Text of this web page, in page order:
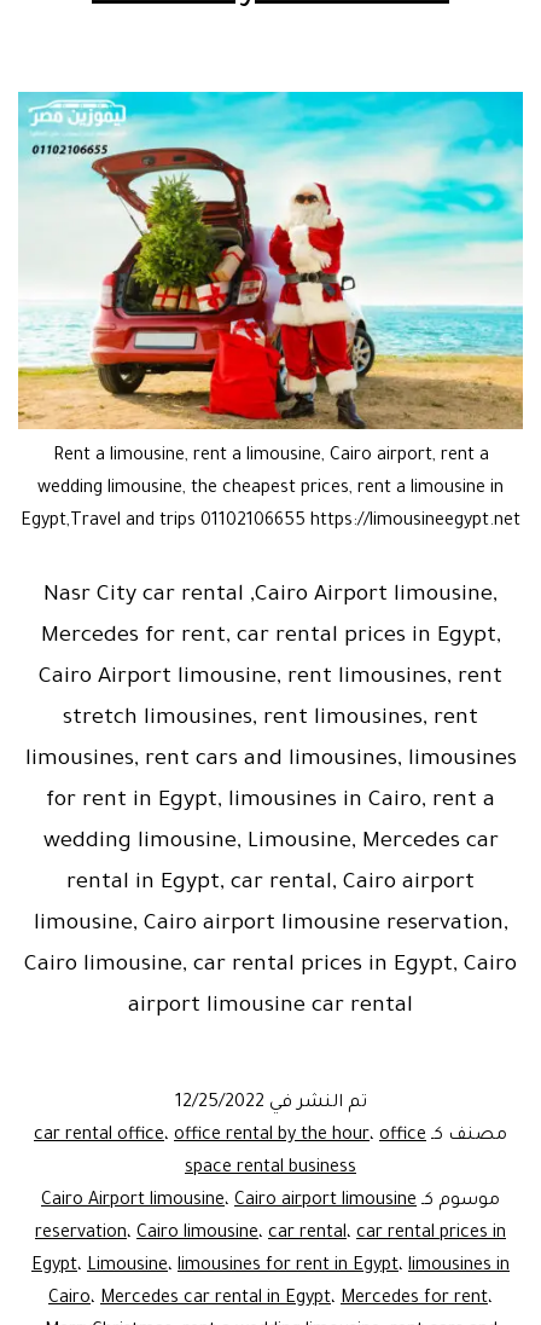
Rent a limousine, rent a limousine, Cairo airport, rent a
wedding limousine, the cheapest prices, rent a limousine in
Egypt,Travel and trips 01102106655 https://limousineegypt.net
Nasr City car rental ,Cairo Airport limousine,
Mercedes for rent, car rental prices in Egypt,
Cairo Airport limousine, rent limousines, rent
stretch limousines, rent limousines, rent
limousines, rent cars and limousines, limousines
for rent in Egypt, limousines in Cairo, rent a
wedding limousine, Limousine, Mercedes car
rental in Egypt, car rental, Cairo airport
limousine, Cairo airport limousine reservation,
Cairo limousine, car rental prices in Egypt, Cairo
airport limousine car rental
تم النشر في 12/25/2022
مصنف كـ
car rental office، office rental by the hour، office
space rental business
موسوم كـ
Cairo Airport limousine، Cairo airport limousine
reservation، Cairo limousine، car rental، car rental prices in
Egypt، Limousine، limousines for rent in Egypt، limousines in
Cairo، Mercedes car rental in Egypt، Mercedes for rent،